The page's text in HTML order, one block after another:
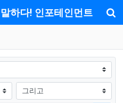
하다! 인포테인먼트
검색방법